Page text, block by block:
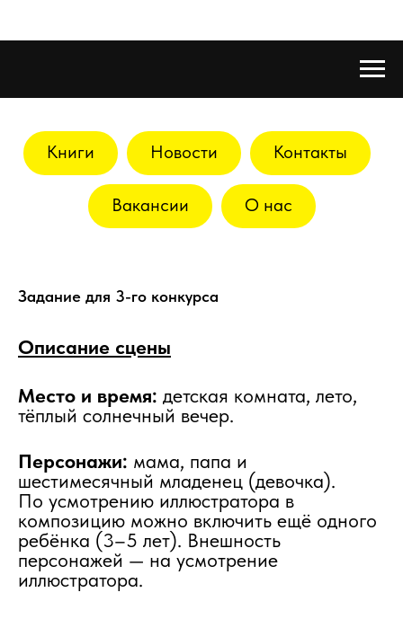
Книги Новости Контакты
Вакансии О нас
Задание для 3-го конкурса
Описание сцены
Место и время: детская комната, лето,
тёплый солнечный вечер.
Персонажи: мама, папа и
шестимесячный младенец (девочка).
По усмотрению иллюстратора в
композицию можно включить ещё одного
ребёнка (3–5 лет). Внешность
персонажей — на усмотрение
иллюстратора.